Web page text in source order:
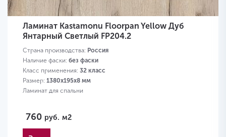
Ламинат Kastamonu Floorpan Yellow Дуб
Янтарный Светлый FP204.2
Страна производства: Россия
Наличие фаски: без фаски
Класс применения: 32 класс
Размер: 1380х195х8 мм
Ламинат для спальни
760 руб. м2